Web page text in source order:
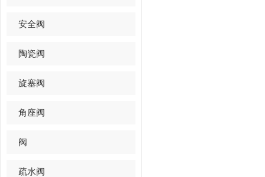
安全阀
陶瓷阀
旋塞阀
角座阀
阀
疏水阀